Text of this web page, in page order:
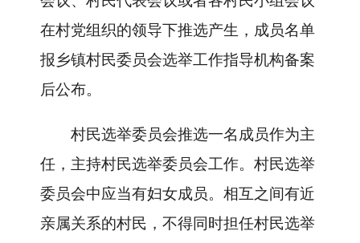
在村党组织的领导下推选产生，成员名单
报乡镇村民委员会选举工作指导机构备案
后公布。
村民选举委员会推选一名成员作为主
任，主持村民选举委员会工作。村民选举
委员会中应当有妇女成员。相互之间有近
亲属关系的村民，不得同时担任村民选举